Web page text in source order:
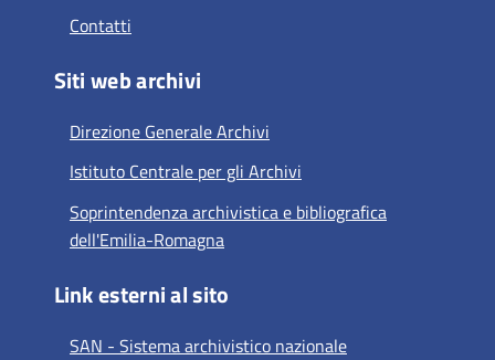
Contatti
Siti web archivi
Direzione Generale Archivi
Istituto Centrale per gli Archivi
Soprintendenza archivistica e bibliografica
dell'Emilia-Romagna
Link esterni al sito
SAN - Sistema archivistico nazionale